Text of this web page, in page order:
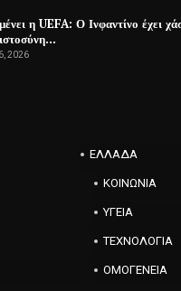
η UEFA: Ο Ινφαντίνο έχει
2026
ΕΛΛΑΔΑ
ΚΟΙΝΩΝΙΑ
ΥΓΕΙΑ
ΤΕΧΝΟΛΟΓΙΑ
ΟΜΟΓΕΝΕΙΑ